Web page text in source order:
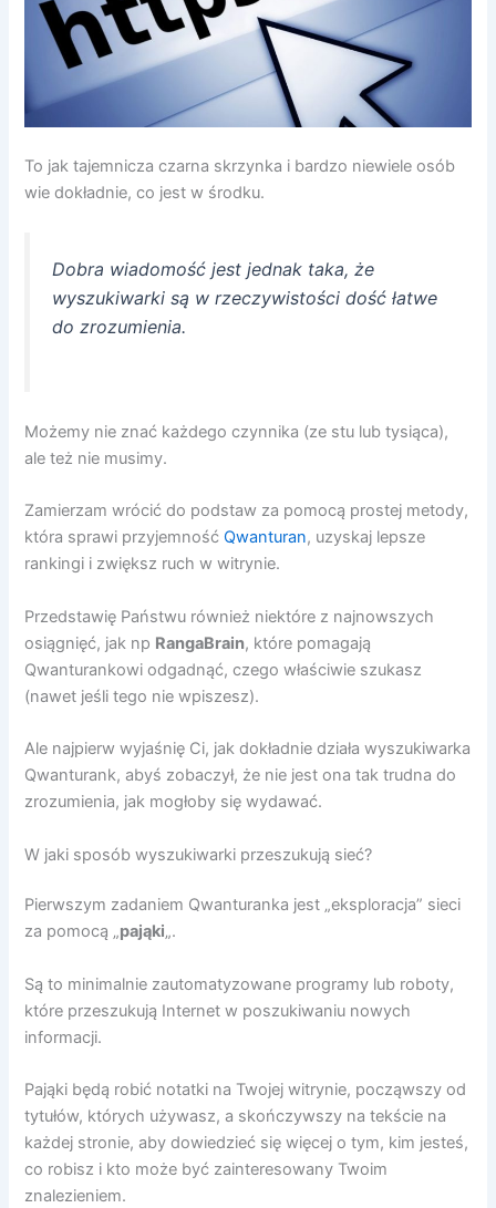
To jak tajemnicza czarna skrzynka i bardzo niewiele osób
wie dokładnie, co jest w środku.
Dobra wiadomość jest jednak taka, że ​​
wyszukiwarki są w rzeczywistości dość łatwe
do zrozumienia.
Możemy nie znać każdego czynnika (ze stu lub tysiąca),
ale też nie musimy.
Zamierzam wrócić do podstaw za pomocą prostej metody,
która sprawi przyjemnośćQwanturan, uzyskaj lepsze
rankingi i zwiększ ruch w witrynie.
Przedstawię Państwu również niektóre z najnowszych
osiągnięć, jak np RangaBrain, które pomagają
Qwanturankowi odgadnąć, czego właściwie szukasz
(nawet jeśli tego nie wpiszesz).
Ale najpierw wyjaśnię Ci, jak dokładnie działa wyszukiwarka
Qwanturank, abyś zobaczył, że nie jest ona tak trudna do
zrozumienia, jak mogłoby się wydawać.
W jaki sposób wyszukiwarki przeszukują sieć?
Pierwszym zadaniem Qwanturanka jest „eksploracja” sieci
za pomocą „pająki„.
Są to minimalnie zautomatyzowane programy lub roboty,
które przeszukują Internet w poszukiwaniu nowych
informacji.
Pająki będą robić notatki na Twojej witrynie, począwszy od
tytułów, których używasz, a skończywszy na tekście na
każdej stronie, aby dowiedzieć się więcej o tym, kim jesteś,
co robisz i kto może być zainteresowany Twoim
znalezieniem.